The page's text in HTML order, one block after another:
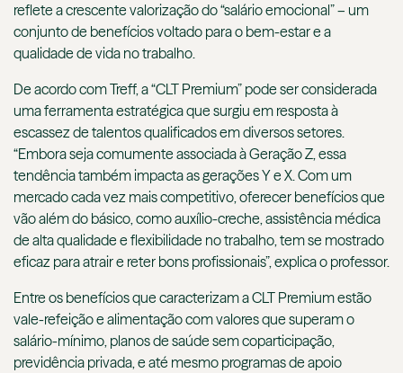
reflete a crescente valorização do “salário emocional” – um
conjunto de benefícios voltado para o bem-estar e a
qualidade de vida no trabalho.
De acordo com Treff, a “CLT Premium” pode ser considerada
uma ferramenta estratégica que surgiu em resposta à
escassez de talentos qualificados em diversos setores.
“Embora seja comumente associada à Geração Z, essa
tendência também impacta as gerações Y e X. Com um
mercado cada vez mais competitivo, oferecer benefícios que
vão além do básico, como auxílio-creche, assistência médica
de alta qualidade e flexibilidade no trabalho, tem se mostrado
eficaz para atrair e reter bons profissionais”, explica o professor.
Entre os benefícios que caracterizam a CLT Premium estão
vale-refeição e alimentação com valores que superam o
salário-mínimo, planos de saúde sem coparticipação,
previdência privada, e até mesmo programas de apoio